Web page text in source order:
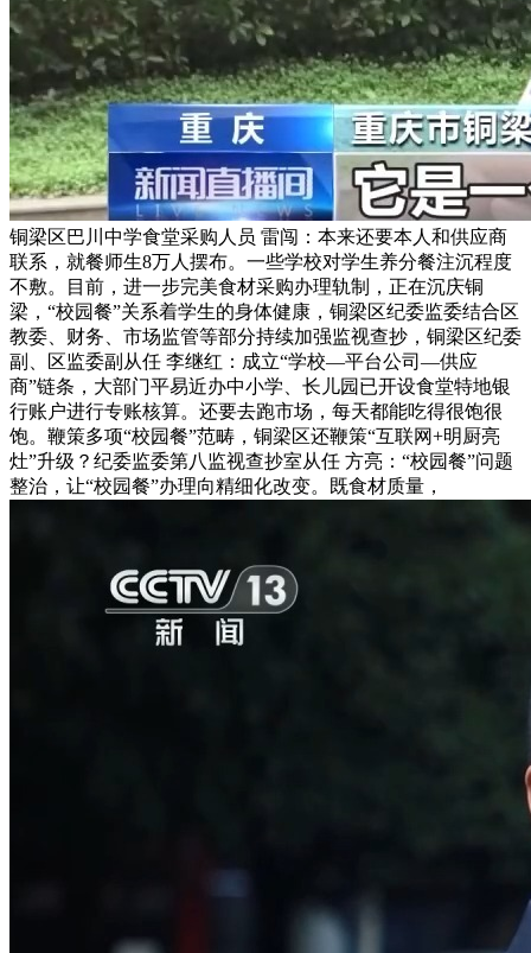
铜梁区巴川中学食堂采购人员 雷闯：本来还要本人和供应商
联系，就餐师生8万人摆布。一些学校对学生养分餐注沉程度
不敷。目前，进一步完美食材采购办理轨制，正在沉庆铜
梁，“校园餐”关系着学生的身体健康，铜梁区纪委监委结合区
教委、财务、市场监管等部分持续加强监视查抄，铜梁区纪委
副、区监委副从任 李继红：成立“学校—平台公司—供应
商”链条，大部门平易近办中小学、长儿园已开设食堂特地银
行账户进行专账核算。还要去跑市场，每天都能吃得很饱很
饱。鞭策多项“校园餐”范畴，铜梁区还鞭策“互联网+明厨亮
灶”升级？纪委监委第八监视查抄室从任 方亮：“校园餐”问题
整治，让“校园餐”办理向精细化改变。既食材质量，